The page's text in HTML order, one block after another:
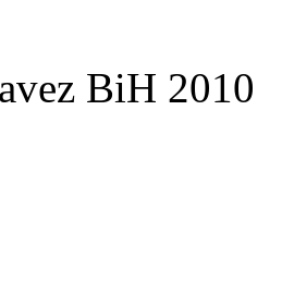
BiH 2010